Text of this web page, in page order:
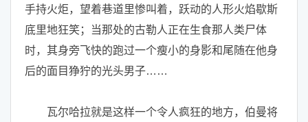
手持火炬，望着巷道里惨叫着，跃动的人形火焰歇斯
底里地狂笑；当那处的古勒人正在生食那人类尸体
时，其身旁飞快的跑过一个瘦小的身影和尾随在他身
后的面目狰狞的光头男子……
瓦尔哈拉就是这样一个令人疯狂的地方，伯曼将